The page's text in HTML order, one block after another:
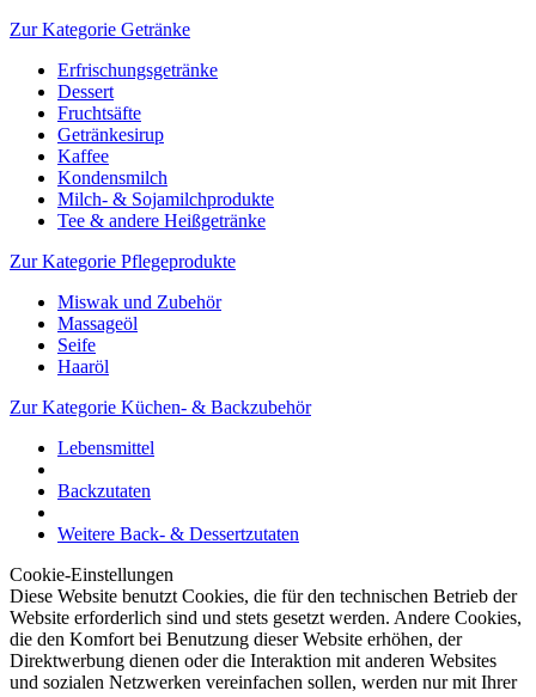
Zur Kategorie Getränke
Erfrischungsgetränke
Dessert
Fruchtsäfte
Getränkesirup
Kaffee
Kondensmilch
Milch- & Sojamilchprodukte
Tee & andere Heißgetränke
Zur Kategorie Pflegeprodukte
Miswak und Zubehör
Massageöl
Seife
Haaröl
Zur Kategorie Küchen- & Backzubehör
Lebensmittel
Backzutaten
Weitere Back- & Dessertzutaten
Cookie-Einstellungen
Diese Website benutzt Cookies, die für den technischen Betrieb der
Website erforderlich sind und stets gesetzt werden. Andere Cookies,
die den Komfort bei Benutzung dieser Website erhöhen, der
Direktwerbung dienen oder die Interaktion mit anderen Websites
und sozialen Netzwerken vereinfachen sollen, werden nur mit Ihrer